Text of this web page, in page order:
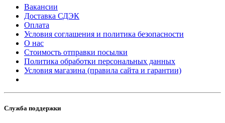
Вакансии
Доставка СДЭК
Оплата
Условия соглашения и политика безопасности
О нас
Стоимость отправки посылки
Политика обработки персональных данных
Условия магазина (правила сайта и гарантии)
Служба поддержки